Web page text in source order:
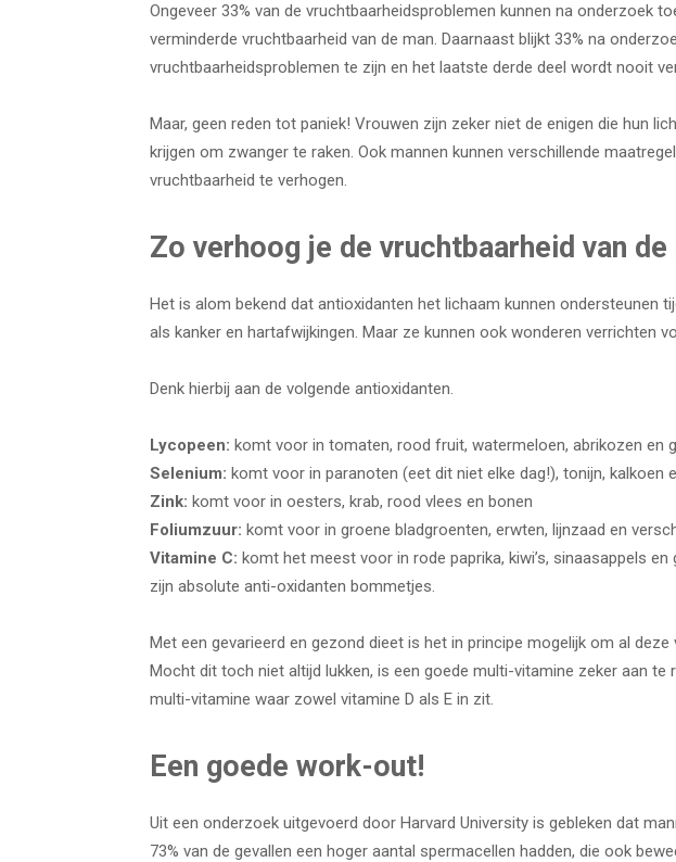
Ongeveer 33% van de vruchtbaarheidsproblemen kunnen na onderzoek
verminderde vruchtbaarheid van de man. Daarnaast blijkt 33% na
vruchtbaarheidsproblemen te zijn en het laatste derde deel wordt nooit
Maar, geen reden tot paniek! Vrouwen zijn zeker niet de enigen die hun
krijgen om zwanger te raken. Ook mannen kunnen verschillende
vruchtbaarheid te verhogen.
Zo verhoog je de vruchtbaarheid van de
Het is alom bekend dat antioxidanten het lichaam kunnen ondersteunen
als kanker en hartafwijkingen. Maar ze kunnen ook wonderen verrichten
Denk hierbij aan de volgende antioxidanten.
Lycopeen: komt voor in tomaten, rood fruit, watermeloen, abrikozen en
Selenium: komt voor in paranoten (eet dit niet elke dag!), tonijn, kalkoen
Zink: komt voor in oesters, krab, rood vlees en bonen
Foliumzuur: komt voor in groene bladgroenten, erwten, lijnzaad en
Vitamine C: komt het meest voor in rode paprika, kiwi’s, sinaasappels
zijn absolute anti-oxidanten bommetjes.
Met een gevarieerd en gezond dieet is het in principe mogelijk om al deze
Mocht dit toch niet altijd lukken, is een goede multi-vitamine zeker aan te
multi-vitamine waar zowel vitamine D als E in zit.
Een goede work-out!
Uit een onderzoek uitgevoerd door Harvard University is gebleken dat
73% van de gevallen een hoger aantal spermacellen hadden, die ook